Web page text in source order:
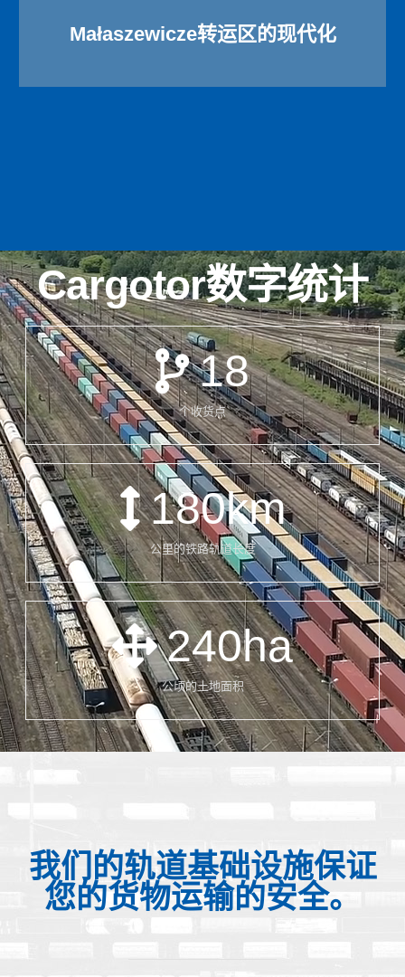
Małaszewicze转运区的现代化
Cargotor数字统计
18
个收货点
180km
公里的铁路轨道长度
240ha
公顷的土地面积
我们的轨道基础设施保证
您的货物运输的安全。